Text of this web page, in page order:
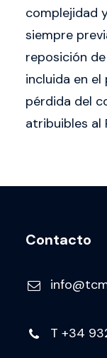
complejidad
siempre
reposición
incluida en
pérdida del
atribuibles al
Contacto
T +34